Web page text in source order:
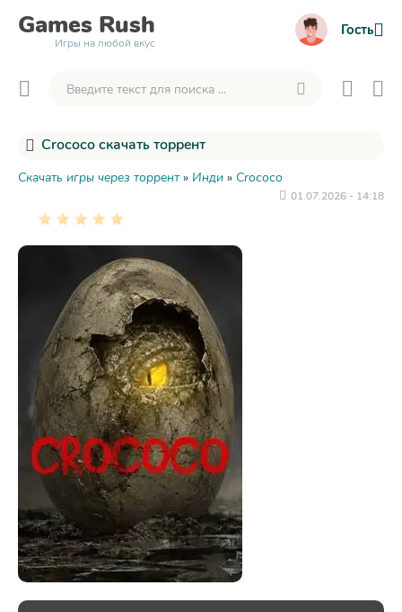
Games Rush
Игры на любой вкус
Гость
Crococo скачать торрент
Скачать игры через торрент» Инди » Crococo
01.07.2026 - 14:18